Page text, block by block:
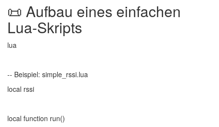
📜 Aufbau eines einfachen
Lua-Skripts
lua
-- Beispiel: simple_rssi.lua
local rssi
local function run()